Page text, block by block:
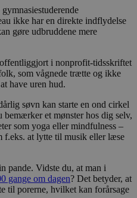
ikke har en direkte indflydelse
gøre udbruddene mere
i nonprofit-tidsskriftet
som vågnede trætte og ikke
have uren hud.
søvn kan starte en ond cirkel
et mønster hos dig selv,
som yoga eller mindfulness –
f.eks. at lytte til musik eller læse
pande. Vidste du, at man i
gange om dagen? Det betyder, at
til porerne, hvilket kan forårsage